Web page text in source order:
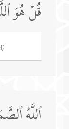
قُلۡ هُوَ
ٱللَّهُ